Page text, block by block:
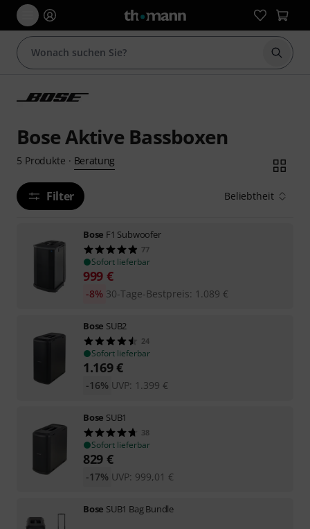
Suche
Bose Aktive Bassboxen
5 Produkte · Beratung
Filter Beliebtheit
Bose F1 Subwoofer
77
Sofort lieferbar
999 €
30-Tage-Bestpreis: 1.089 €
-8%
Bose SUB2
24
Sofort lieferbar
1.169€
UVP: 1.399 €
-16%
Bose SUB1
38
Sofort lieferbar
829 €
UVP: 999,01 €
-17%
Bose SUB1 Bag Bundle